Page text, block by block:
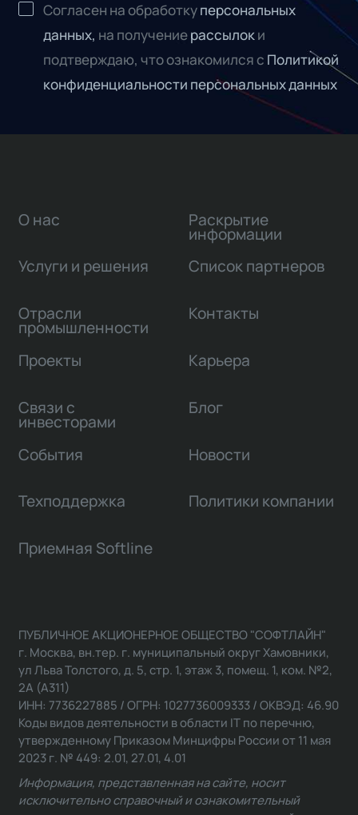
Согласен на обработкуперсональных
данных, на получениерассылоки
подтверждаю, что ознакомился с Политикой
конфиденциальности персональных данных
О нас
Услуги и решения
Отрасли
промышленности
Проекты
Связи с
инвесторами
Раскрытие
информации
Список партнеров
Контакты
Карьера
Блог
События Новости
Техподдержка Политики компании
Приемная Softline
ПУБЛИЧНОЕ АКЦИОНЕРНОЕ ОБЩЕСТВО "СОФТЛАЙН"
г. Москва, вн.тер. г. муниципальный округ Хамовники,
ул Льва Толстого, д. 5, стр. 1, этаж 3, помещ. 1, ком. №2,
2А (А311)
ИНН: 7736227885 / ОГРН: 1027736009333 / ОКВЭД: 46.90
Коды видов деятельности в области IT по перечню,
утвержденному Приказом Минцифры России от 11 мая
2023 г. № 449: 2.01, 27.01, 4.01
Информация, представленная на сайте, носит
исключительно справочный и ознакомительный